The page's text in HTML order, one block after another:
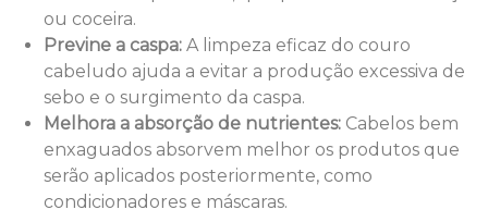
ou coceira.
Previne a caspa: A limpeza eficaz do couro
cabeludo ajuda a evitar a produção excessiva de
sebo e o surgimento da caspa.
Melhora a absorção de nutrientes: Cabelos bem
enxaguados absorvem melhor os produtos que
serão aplicados posteriormente, como
condicionadores e máscaras.